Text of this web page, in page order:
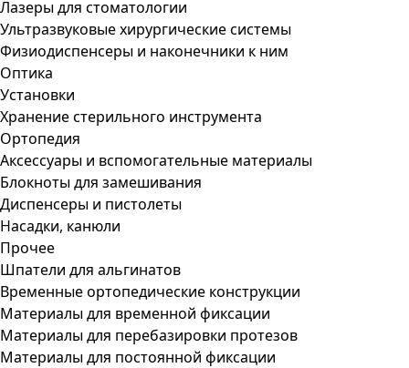
Лазеры для стоматологии
Ультразвуковые хирургические системы
Физиодиспенсеры и наконечники к ним
Оптика
Установки
Хранение стерильного инструмента
Ортопедия
Аксессуары и вспомогательные материалы
Блокноты для замешивания
Диспенсеры и пистолеты
Насадки, канюли
Прочее
Шпатели для альгинатов
Временные ортопедические конструкции
Материалы для временной фиксации
Материалы для перебазировки протезов
Материалы для постоянной фиксации